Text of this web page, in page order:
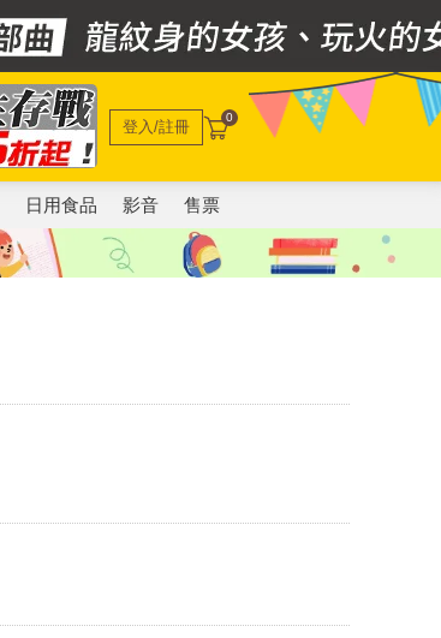
登入/註冊 0
日用食品 影音 售票